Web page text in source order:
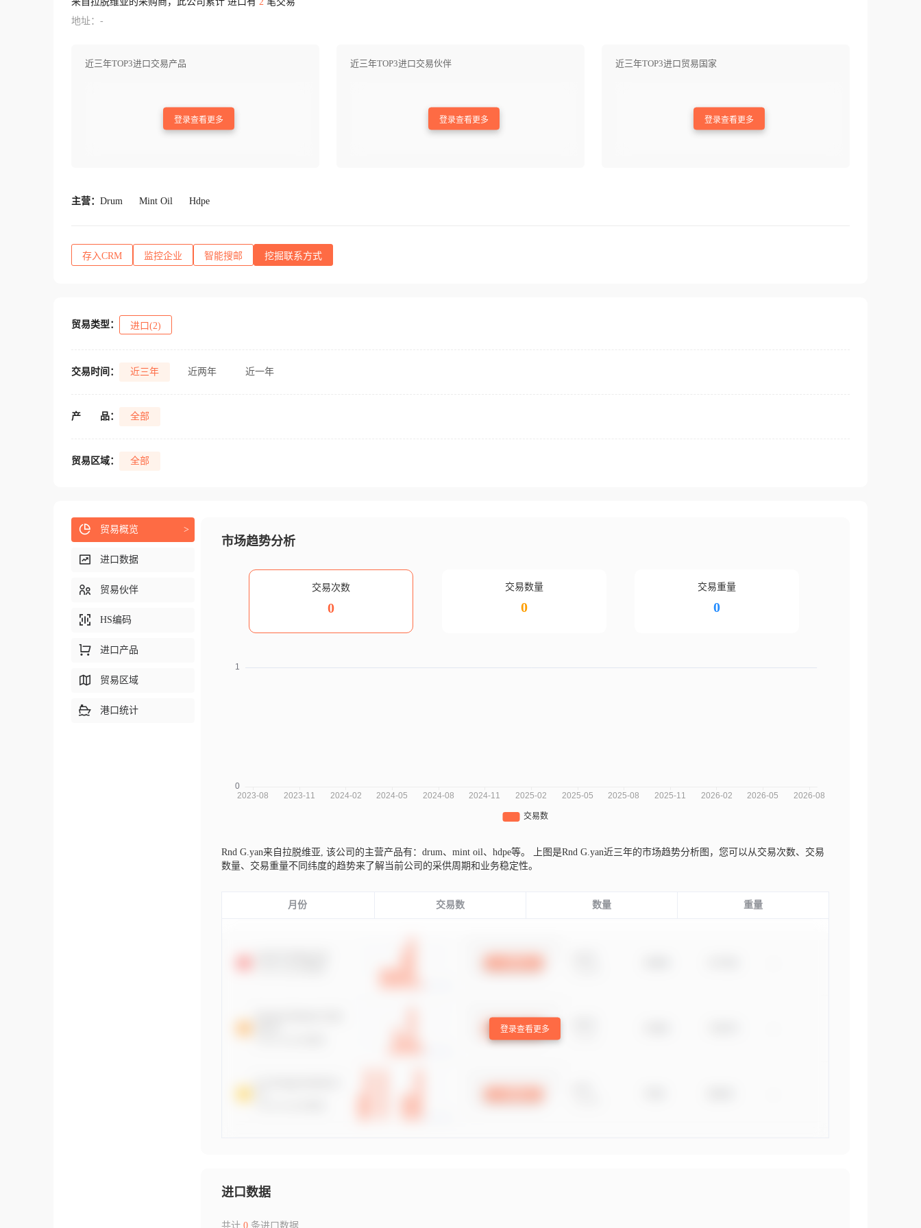
地址：-
近三年TOP3进口交易产品
登录查看更多
近三年TOP3进口交易伙伴
登录查看更多
近三年TOP3进口贸易国家
登录查看更多
主营： Drum Mint Oil Hdpe
存入CRM 监控企业 智能搜邮 挖掘联系方式
贸易类型： 进口(2)
交易时间： 近三年 近两年 近一年
产 品： 全部
贸易区域： 全部
市场趋势分析
交易次数
0
交易数量
0
交易重量
0
Rnd G.yan来自拉脱维亚, 该公司的主营产品有：drum、mint oil、hdpe等。
上图是Rnd G.yan近三年的市场趋势分析图，您可以从交易次数、交易
数量、交易重量不同纬度的趋势来了解当前公司的采供周期和业务稳定性。
月份 交易数 数量 重量
登录查看更多
进口数据
共计 0条进口数据
贸易概览 >
进口数据
贸易伙伴
HS编码
进口产品
贸易区域
港口统计